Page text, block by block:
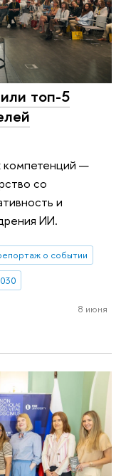
топ-5
компетенций —
со
и
ИИ.
о событии
8 июня